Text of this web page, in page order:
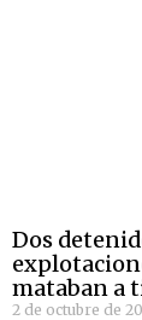
Dos
mataban a
2 de octubre de